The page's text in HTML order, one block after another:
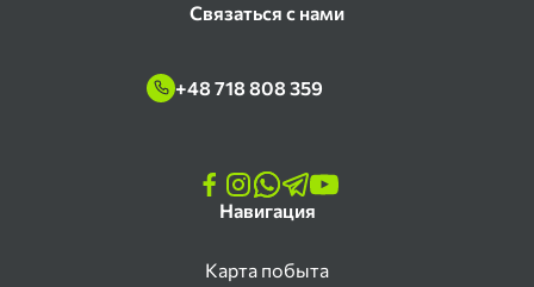
Связаться с нами
+48 718 808 359
Навигация
Карта побыта